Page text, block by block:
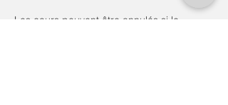
Les cours peuvent être annulés si le